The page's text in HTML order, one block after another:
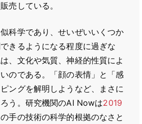
売している。
科学であり、せいぜいいくつか
きるようになる程度に過ぎな
、文化や気質、神経的性質によ
のである。「顔の表情」と「感
ングを解明しようなど、まさに
う。研究機関のAI Nowは2019
手の技術の科学的根拠のなさと